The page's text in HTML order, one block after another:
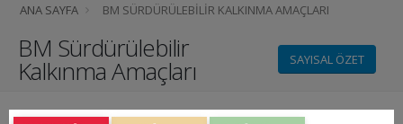
ANA SAYFA BM SÜRDÜRÜLEBILIR KALKINMA AMAÇLARI
BM Sürdürülebilir
Kalkınma Amaçları SAYISAL ÖZET